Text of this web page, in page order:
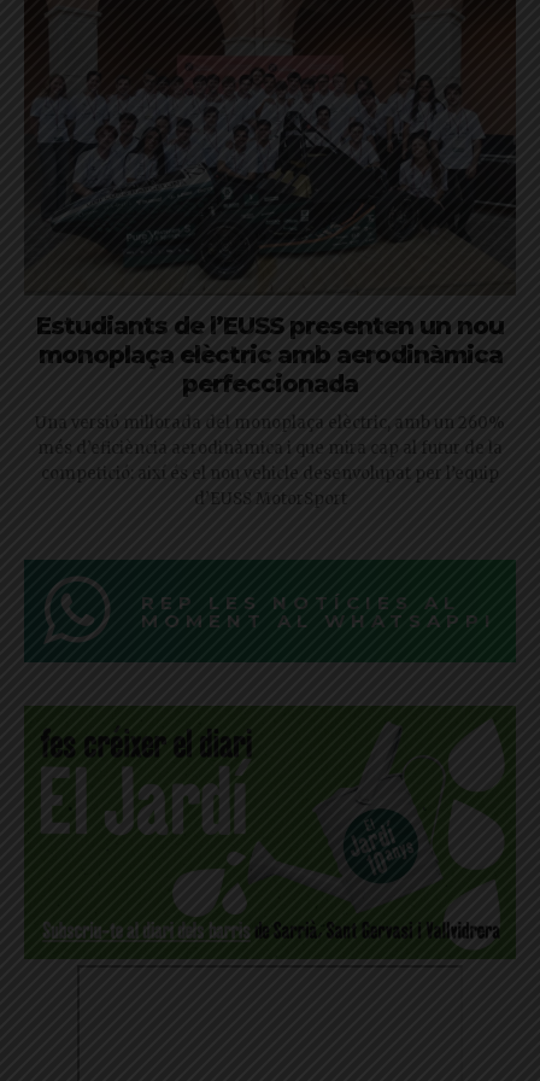
Estudiants de l’EUSS presenten un nou
monoplaça elèctric amb aerodinàmica
perfeccionada
Una versió millorada del monoplaça elèctric, amb un 260%
més d’eficiència aerodinàmica i que mira cap al futur de la
competició: així és el nou vehicle desenvolupat per l’equip
d’EUSS MotorSport
REP LES NOTÍCIES AL
MOMENT AL WHATSAPP!